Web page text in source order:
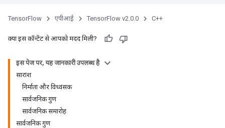
TensorFlow एपीआई TensorFlow v2.0.0 C++
क्या इस कॉन्टेंट से आपको मदद मिली?
इस पेज पर, यह जानकारी उपलब्ध है
सारांश
निर्माता और विध्वंसक
सार्वजनिक गुण
सार्वजनिक समारोह
सार्वजनिक गुण